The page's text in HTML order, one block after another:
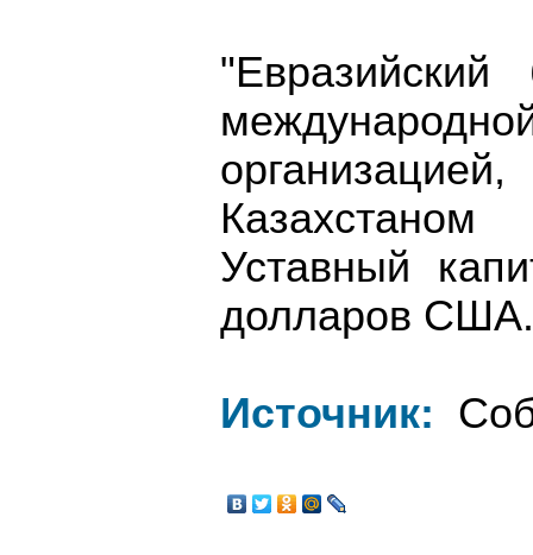
"Евразийский
Уставный
долларов США.
Источник: